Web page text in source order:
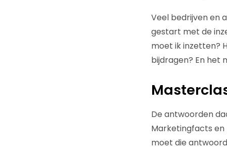
Veel bedrijven en
gestart met de
moet ik inzetten?
bijdragen? En het
De antwoorden
Marketingfacts en
moet die